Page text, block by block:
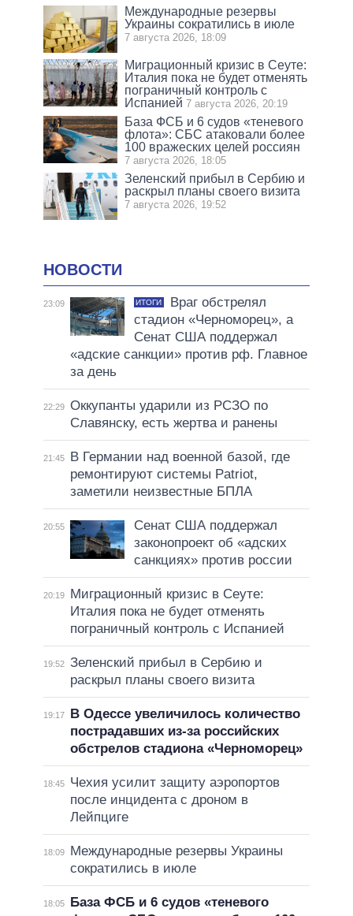
Международные резервы
Украины сократились в июле
7 августа 2026, 18:09
Миграционный кризис в Сеуте:
Италия пока не будет отменять
пограничный контроль с
Испанией 7 августа 2026, 20:19
База ФСБ и 6 судов «теневого
флота»: СБС атаковали более
100 вражеских целей россиян
7 августа 2026, 18:05
Зеленский прибыл в Сербию и
раскрыл планы своего визита
7 августа 2026, 19:52
НОВОСТИ
23:09 ИТОГИ
Враг обстрелял
стадион «Черноморец», а
Сенат США поддержал
«адские санкции» против рф. Главное
за день
22:29 Оккупанты ударили из РСЗО по
Славянску, есть жертва и ранены
21:45
В Германии над военной базой, где
ремонтируют системы Patriot,
заметили неизвестные БПЛА
20:55
Сенат США поддержал
законопроект об «адских
санкциях» против россии
20:19
Миграционный кризис в Сеуте:
Италия пока не будет отменять
пограничный контроль с Испанией
19:52 Зеленский прибыл в Сербию и
раскрыл планы своего визита
19:17
В Одессе увеличилось количество
пострадавших из-за российских
обстрелов стадиона «Черноморец»
18:45
Чехия усилит защиту аэропортов
после инцидента с дроном в
Лейпциге
18:09
Международные резервы Украины
сократились в июле
18:05
База ФСБ и 6 судов «теневого